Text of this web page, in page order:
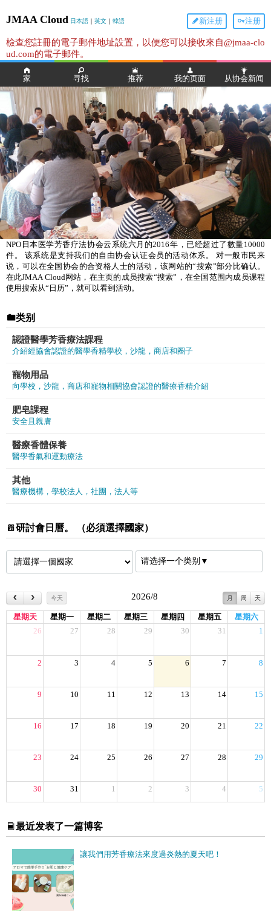
JMAA Cloud 日本語 ｜ 英文 ｜ 韓語 注册
新注册
檢查您註冊的電子郵件地址設置，以便您可以接收來自@jmaa-clo
ud.com的電子郵件。
家 寻找 推荐 我的页面 从协会新闻
NPO日本医学芳香疗法协会云系统六月的2016年，已经超过了數量10000
件。 该系统是支持我们的自由协会认证会员的活动体系。 对一般市民来
说，可以在全国协会的合资格人士的活动，该网站的“搜索”部分比确认。
在此JMAA Cloud网站，在主页的成员搜索“搜索”，在全国范围内成员课程
使用搜索从“日历”，就可以看到活动。
类别
認證醫學芳香療法課程
介紹經協會認證的醫學香精學校，沙龍，商店和圈子
寵物用品
向學校，沙龍，商店和寵物相關協會認證的醫療香精介紹
肥皂課程
安全且親膚
醫療香體保養
醫學香氣和運動療法
其他
醫療機構，學校法人，社團，法人等
研討會日曆。 （必須選擇國家）
请选择一个类别▼
今天 月 周 天
2026/8
星期天 星期一 星期二 星期三 星期四 星期五
星期六
26
27 28 29 30 31 1
2 3 4 5 6 7 8
9 10 11 12 13 14 15
16 17 18 19 20 21 22
23 24 25 26 27 28 29
30 31 1 2 3 4 5
最近发表了一篇博客
讓我們用芳香療法來度過炎熱的夏天吧！